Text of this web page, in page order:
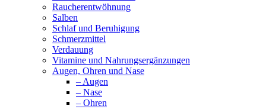
Raucherentwöhnung
Salben
Schlaf und Beruhigung
Schmerzmittel
Verdauung
Vitamine und Nahrungsergänzungen
Augen, Ohren und Nase
– Augen
– Nase
– Ohren